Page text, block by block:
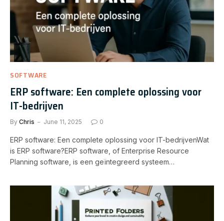
SOFTWARE
ERP software: Een complete oplossing voor
IT-bedrijven
By Chris June 11, 2025 0
ERP software: Een complete oplossing voor IT-bedrijvenWat
is ERP software?ERP software, of Enterprise Resource
Planning software, is een geïntegreerd systeem…